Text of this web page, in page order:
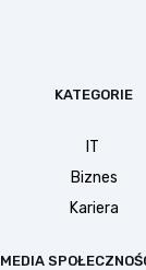
KATEGORIE
IT
Biznes
Kariera
MEDIA